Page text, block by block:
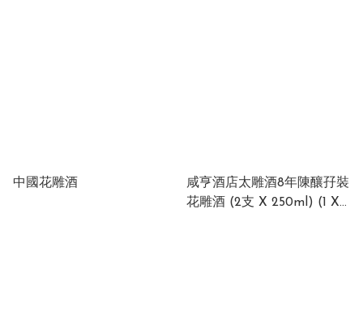
中國花雕酒
咸亨酒店太雕酒8年陳釀孖裝
花雕酒 (2支 X 250ml) (1 X